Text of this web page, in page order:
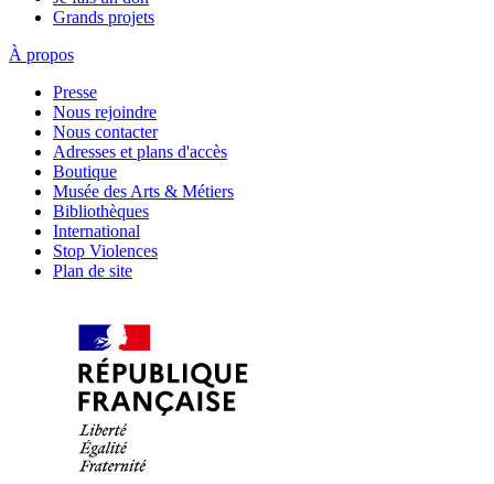
Grands projets
À propos
Presse
Nous rejoindre
Nous contacter
Adresses et plans d'accès
Boutique
Musée des Arts & Métiers
Bibliothèques
International
Stop Violences
Plan de site